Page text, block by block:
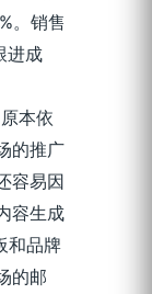
。销售
进成
本依
的推广
容易因
容生成
和品牌
的邮